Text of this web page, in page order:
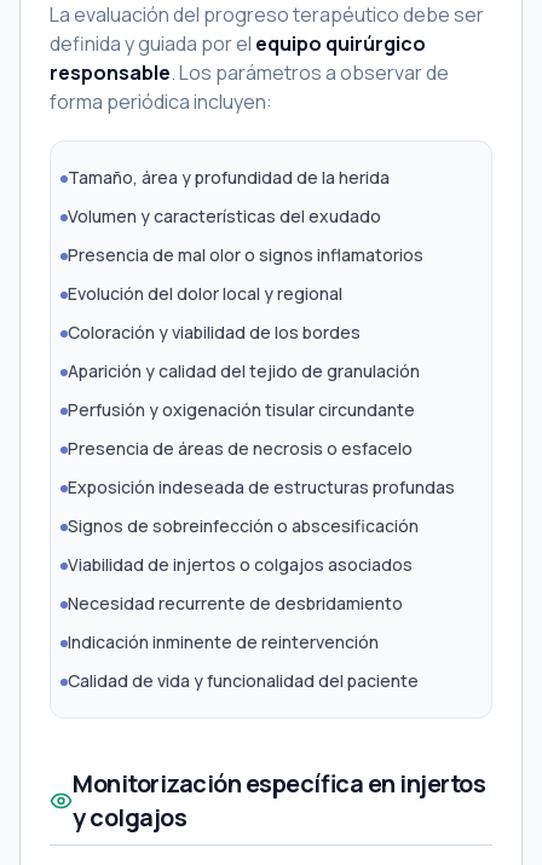
La evaluación del progreso terapéutico debe ser
definida y guiada por el equipo quirúrgico
responsable. Los parámetros a observar de
forma periódica incluyen:
Tamaño, área y profundidad de la herida
Volumen y características del exudado
Presencia de mal olor o signos inflamatorios
Evolución del dolor local y regional
Coloración y viabilidad de los bordes
Aparición y calidad del tejido de granulación
Perfusión y oxigenación tisular circundante
Presencia de áreas de necrosis o esfacelo
Exposición indeseada de estructuras profundas
Signos de sobreinfección o abscesificación
Viabilidad de injertos o colgajos asociados
Necesidad recurrente de desbridamiento
Indicación inminente de reintervención
Calidad de vida y funcionalidad del paciente
Monitorización específica en injertos
y colgajos